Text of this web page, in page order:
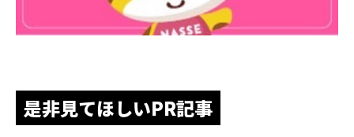
是非見てほしいPR記事